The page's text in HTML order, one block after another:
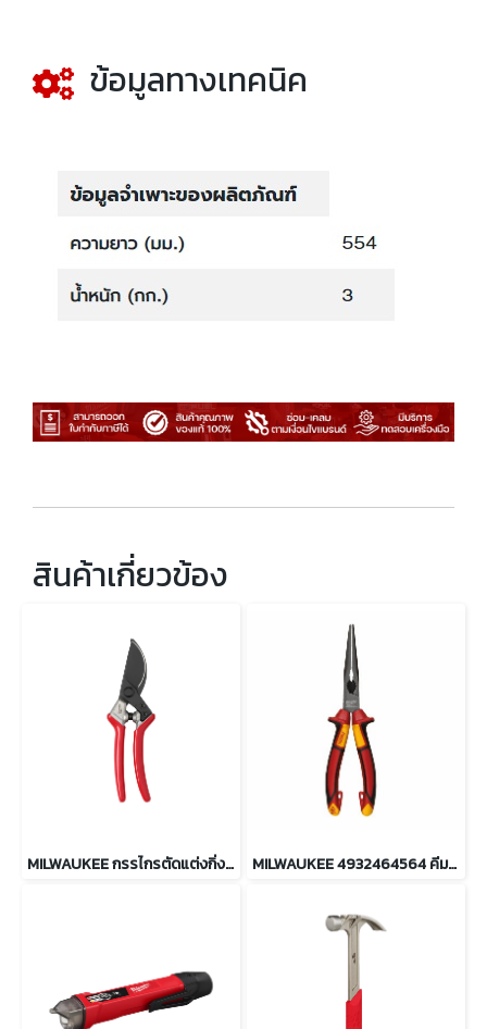
ข้อมูลทางเทคนิค
สินค้าเกี่ยวข้อง
MILWAUKEE กรรไกรตัดแต่งกิ่งไม้ 20 มม. รุ่น 4932498622 MILWAUKEE 4932464564 คีมปากแหลม หุ้มฉนวนกันไฟฟ้า VDE